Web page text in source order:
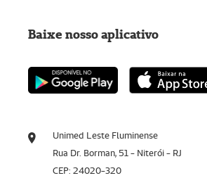
Unimed Leste Fluminense
Rua Dr. Borman, 51 - Niterói - RJ
CEP: 24020-320
Baixe nosso aplicativo